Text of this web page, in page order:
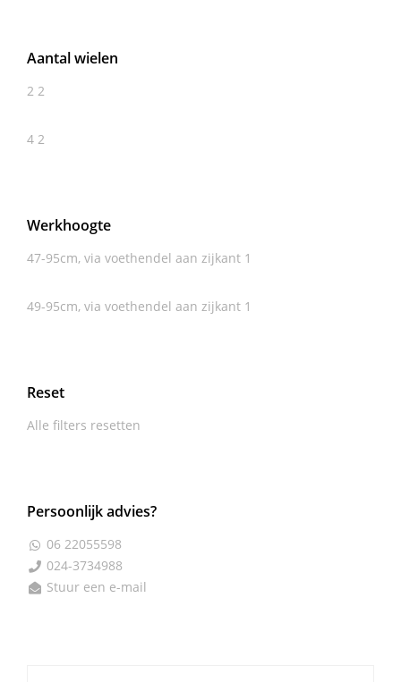
Aantal wielen
2 2
4 2
Werkhoogte
47-95cm, via voethendel aan zijkant 1
49-95cm, via voethendel aan zijkant 1
Reset
Alle filters resetten
Persoonlijk advies?
 06 22055598
 024-3734988
 Stuur een e-mail